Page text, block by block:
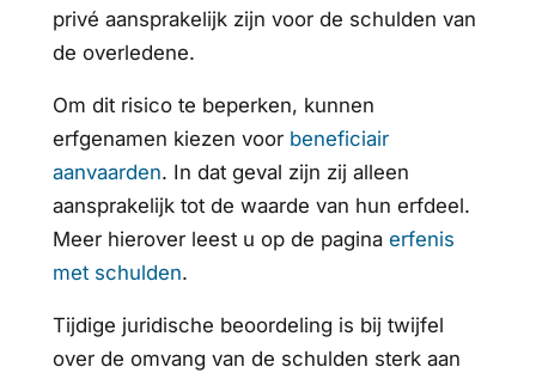
privé aansprakelijk zijn voor de schulden van
de overledene.
Om dit risico te beperken, kunnen
erfgenamen kiezen voor beneficiair
aanvaarden. In dat geval zijn zij alleen
aansprakelijk tot de waarde van hun erfdeel.
Meer hierover leest u op de pagina erfenis
met schulden.
Tijdige juridische beoordeling is bij twijfel
over de omvang van de schulden sterk aan